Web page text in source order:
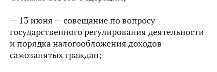
— 13 июня — совещание по вопросу
государственного регулирования деятельности
и порядка налогообложения доходов
самозанятых граждан;